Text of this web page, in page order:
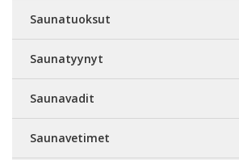
Saunatuoksut
Saunatyynyt
Saunavadit
Saunavetimet